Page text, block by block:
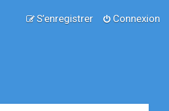
Connexion
S’enregistrer